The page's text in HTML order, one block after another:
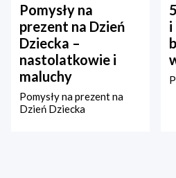
Pomysły na
prezent na Dzień
Dziecka –
nastolatkowie i
maluchy
Pomysły na prezent na
Dzień Dziecka
i